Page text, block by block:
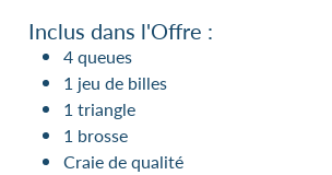
Inclus dans l'Offre :
4 queues
1 jeu de billes
1 triangle
1 brosse
Craie de qualité